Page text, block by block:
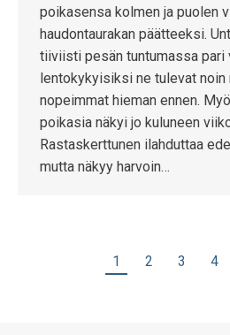
poikasensa kolmen ja puolen
haudontaurakan päätteeksi.
tiiviisti pesän tuntumassa pari
lentokykyisiksi ne tulevat
nopeimmat hieman ennen.
poikasia näkyi jo kuluneen
Rastaskerttunen ilahduttaa
mutta näkyy harvoin…
1 2 3 4